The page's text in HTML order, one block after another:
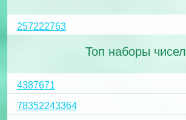
257222763
Топ наборы чисел
4387671
78352243364